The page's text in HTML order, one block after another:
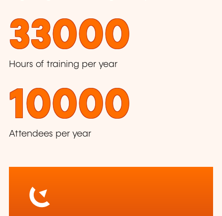
33000
Hours of training per year
10000
Attendees per year